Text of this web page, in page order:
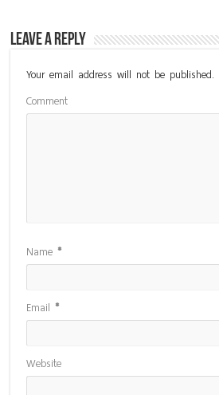
Leave a Reply
Your email address will not be published.
Comment
Name *
Email *
Website